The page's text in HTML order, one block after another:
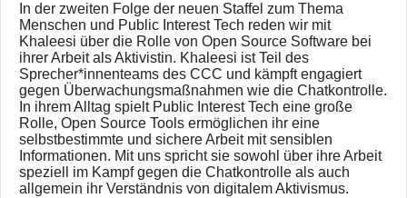
In der zweiten Folge der neuen Staffel zum Thema
Menschen und Public Interest Tech reden wir mit
Khaleesi über die Rolle von Open Source Software bei
ihrer Arbeit als Aktivistin. Khaleesi ist Teil des
Sprecher*innenteams des CCC und kämpft engagiert
gegen Überwachungsmaßnahmen wie die Chatkontrolle.
In ihrem Alltag spielt Public Interest Tech eine große
Rolle, Open Source Tools ermöglichen ihr eine
selbstbestimmte und sichere Arbeit mit sensiblen
Informationen. Mit uns spricht sie sowohl über ihre Arbeit
speziell im Kampf gegen die Chatkontrolle als auch
allgemein ihr Verständnis von digitalem Aktivismus.